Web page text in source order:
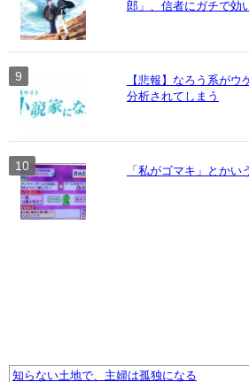
郎」、信者にガチで効
【悲報】なろう系がウ
分析されてしまう
「私がゴマキ」とかい
知らない土地で、主婦は孤独になる